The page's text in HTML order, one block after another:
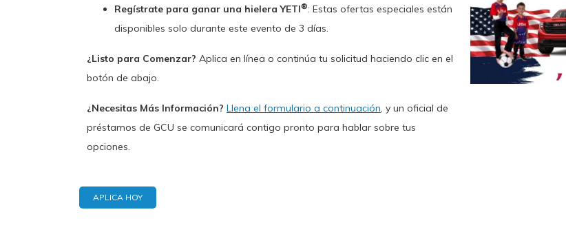
Regístrate para ganar una hielera YETI®: Estas ofertas especiales están
disponibles solo durante este evento de 3 días.
¿Listo para Comenzar? Aplica en línea o continúa tu solicitud haciendo clic en el
botón de abajo.
¿Necesitas Más Información? Llena el formulario a continuación, y un oficial de
préstamos de GCU se comunicará contigo pronto para hablar sobre tus
opciones.
APLICA HOY